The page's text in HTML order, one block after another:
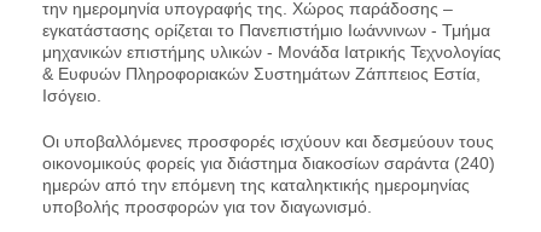
την ημερομηνία υπογραφής της. Χώρος παράδοσης –
εγκατάστασης ορίζεται το Πανεπιστήμιο Ιωάννινων - Τμήμα
μηχανικών επιστήμης υλικών - Μονάδα Ιατρικής Τεχνολογίας
& Ευφυών Πληροφοριακών Συστημάτων Ζάππειος Εστία,
Ισόγειο.
Οι υποβαλλόμενες προσφορές ισχύουν και δεσμεύουν τους
οικονομικούς φορείς για διάστημα διακοσίων σαράντα (240)
ημερών από την επόμενη της καταληκτικής ημερομηνίας
υποβολής προσφορών για τον διαγωνισμό.